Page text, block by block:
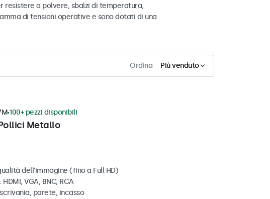
resistere a polvere, sbalzi di temperatura,
di tensioni operative e sono dotati di una
Ordina Più venduto
Metallo
100+ pezzi disponibili
dell'immagine (fino a Full HD)
VGA, BNC, RCA
parete, incasso